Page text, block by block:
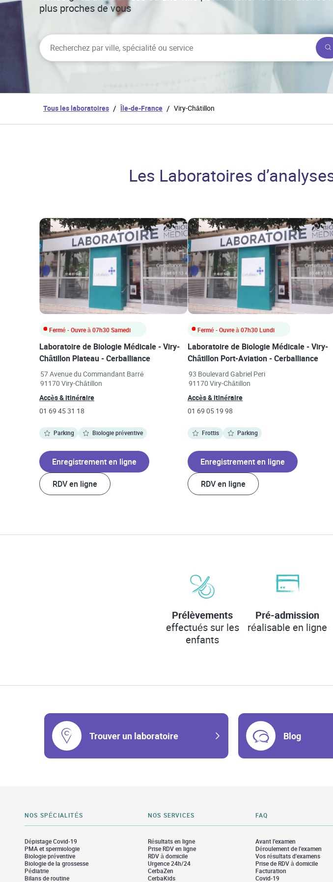
plus proches de vous
City, State/Province, Zip or City & Country
Tous les laboratoires / Île-de-France / Viry-Châtillon
Les Laboratoires
Fermé - Ouvre à07h30Samedi
Laboratoire de Biologie Médicale - Viry-
Châtillon Plateau - Cerballiance
57 Avenue du Commandant Barré
91170 Viry-Châtillon
Link Opens in New Tab
Accès & itinéraireLink Opens in New Tab
phone
01 69 45 31 18
Parking Biologie préventive
Enregistrement en ligne
RDV en ligne
Fermé - Ouvre à07h30Lundi
Laboratoire de Biologie Médicale - Viry-
Châtillon Port-Aviation - Cerballiance
93 Boulevard Gabriel Peri
91170 Viry-Châtillon
Link Opens in New Tab
Accès & itinéraireLink Opens in New Tab
phone
01 69 05 19 98
Frottis Parking
Enregistrement en ligne
RDV en ligne
Prélèvements
effectués sur les
enfants
Pré-admission
réalisable en ligne
Trouver un laboratoire Blog
NOS SPÉCIALITÉS
Dépistage Covid-19
PMA et spermiologie
Biologie préventive
Biologie de la grossesse
Pédiatrie
Bilans de routine
NOS SERVICES
Résultats en ligne
Prise RDV en ligne
RDV à domicile
Urgence 24h/24
CerbaZen
CerbaKids
FAQ
Avant l’examen
Déroulement de l’examen
Vos résultats d'examens
Prise de RDV à domicile
Facturation
Covid-19